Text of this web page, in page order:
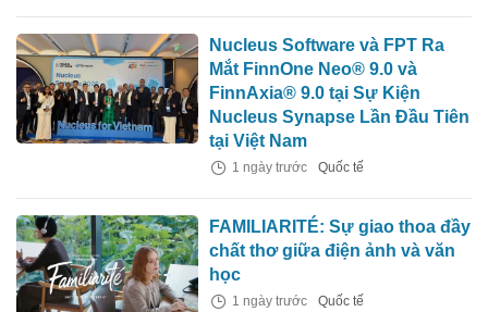
Nucleus Software và FPT Ra
Mắt FinnOne Neo® 9.0 và
FinnAxia® 9.0 tại Sự Kiện
Nucleus Synapse Lần Đầu Tiên
tại Việt Nam
1 ngày trước Quốc tế
FAMILIARITÉ: Sự giao thoa đầy
chất thơ giữa điện ảnh và văn
học
1 ngày trước Quốc tế